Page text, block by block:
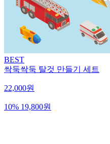
BEST
싹둑싹둑 탈것 만들기 세트
22,000원
10% 19,800원